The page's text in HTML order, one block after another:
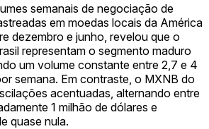
semanais de negociação de
em moedas locais da América
dezembro e junho, revelou que o
representam o segmento maduro
um volume constante entre 2,7 e 4
semana. Em contraste, o MXNB do
acentuadas, alternando entre
1 milhão de dólares e
quase nula.